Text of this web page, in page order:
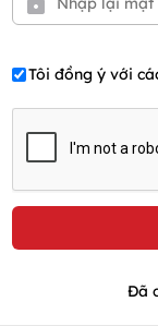
Tôi đồng ý với
Đã